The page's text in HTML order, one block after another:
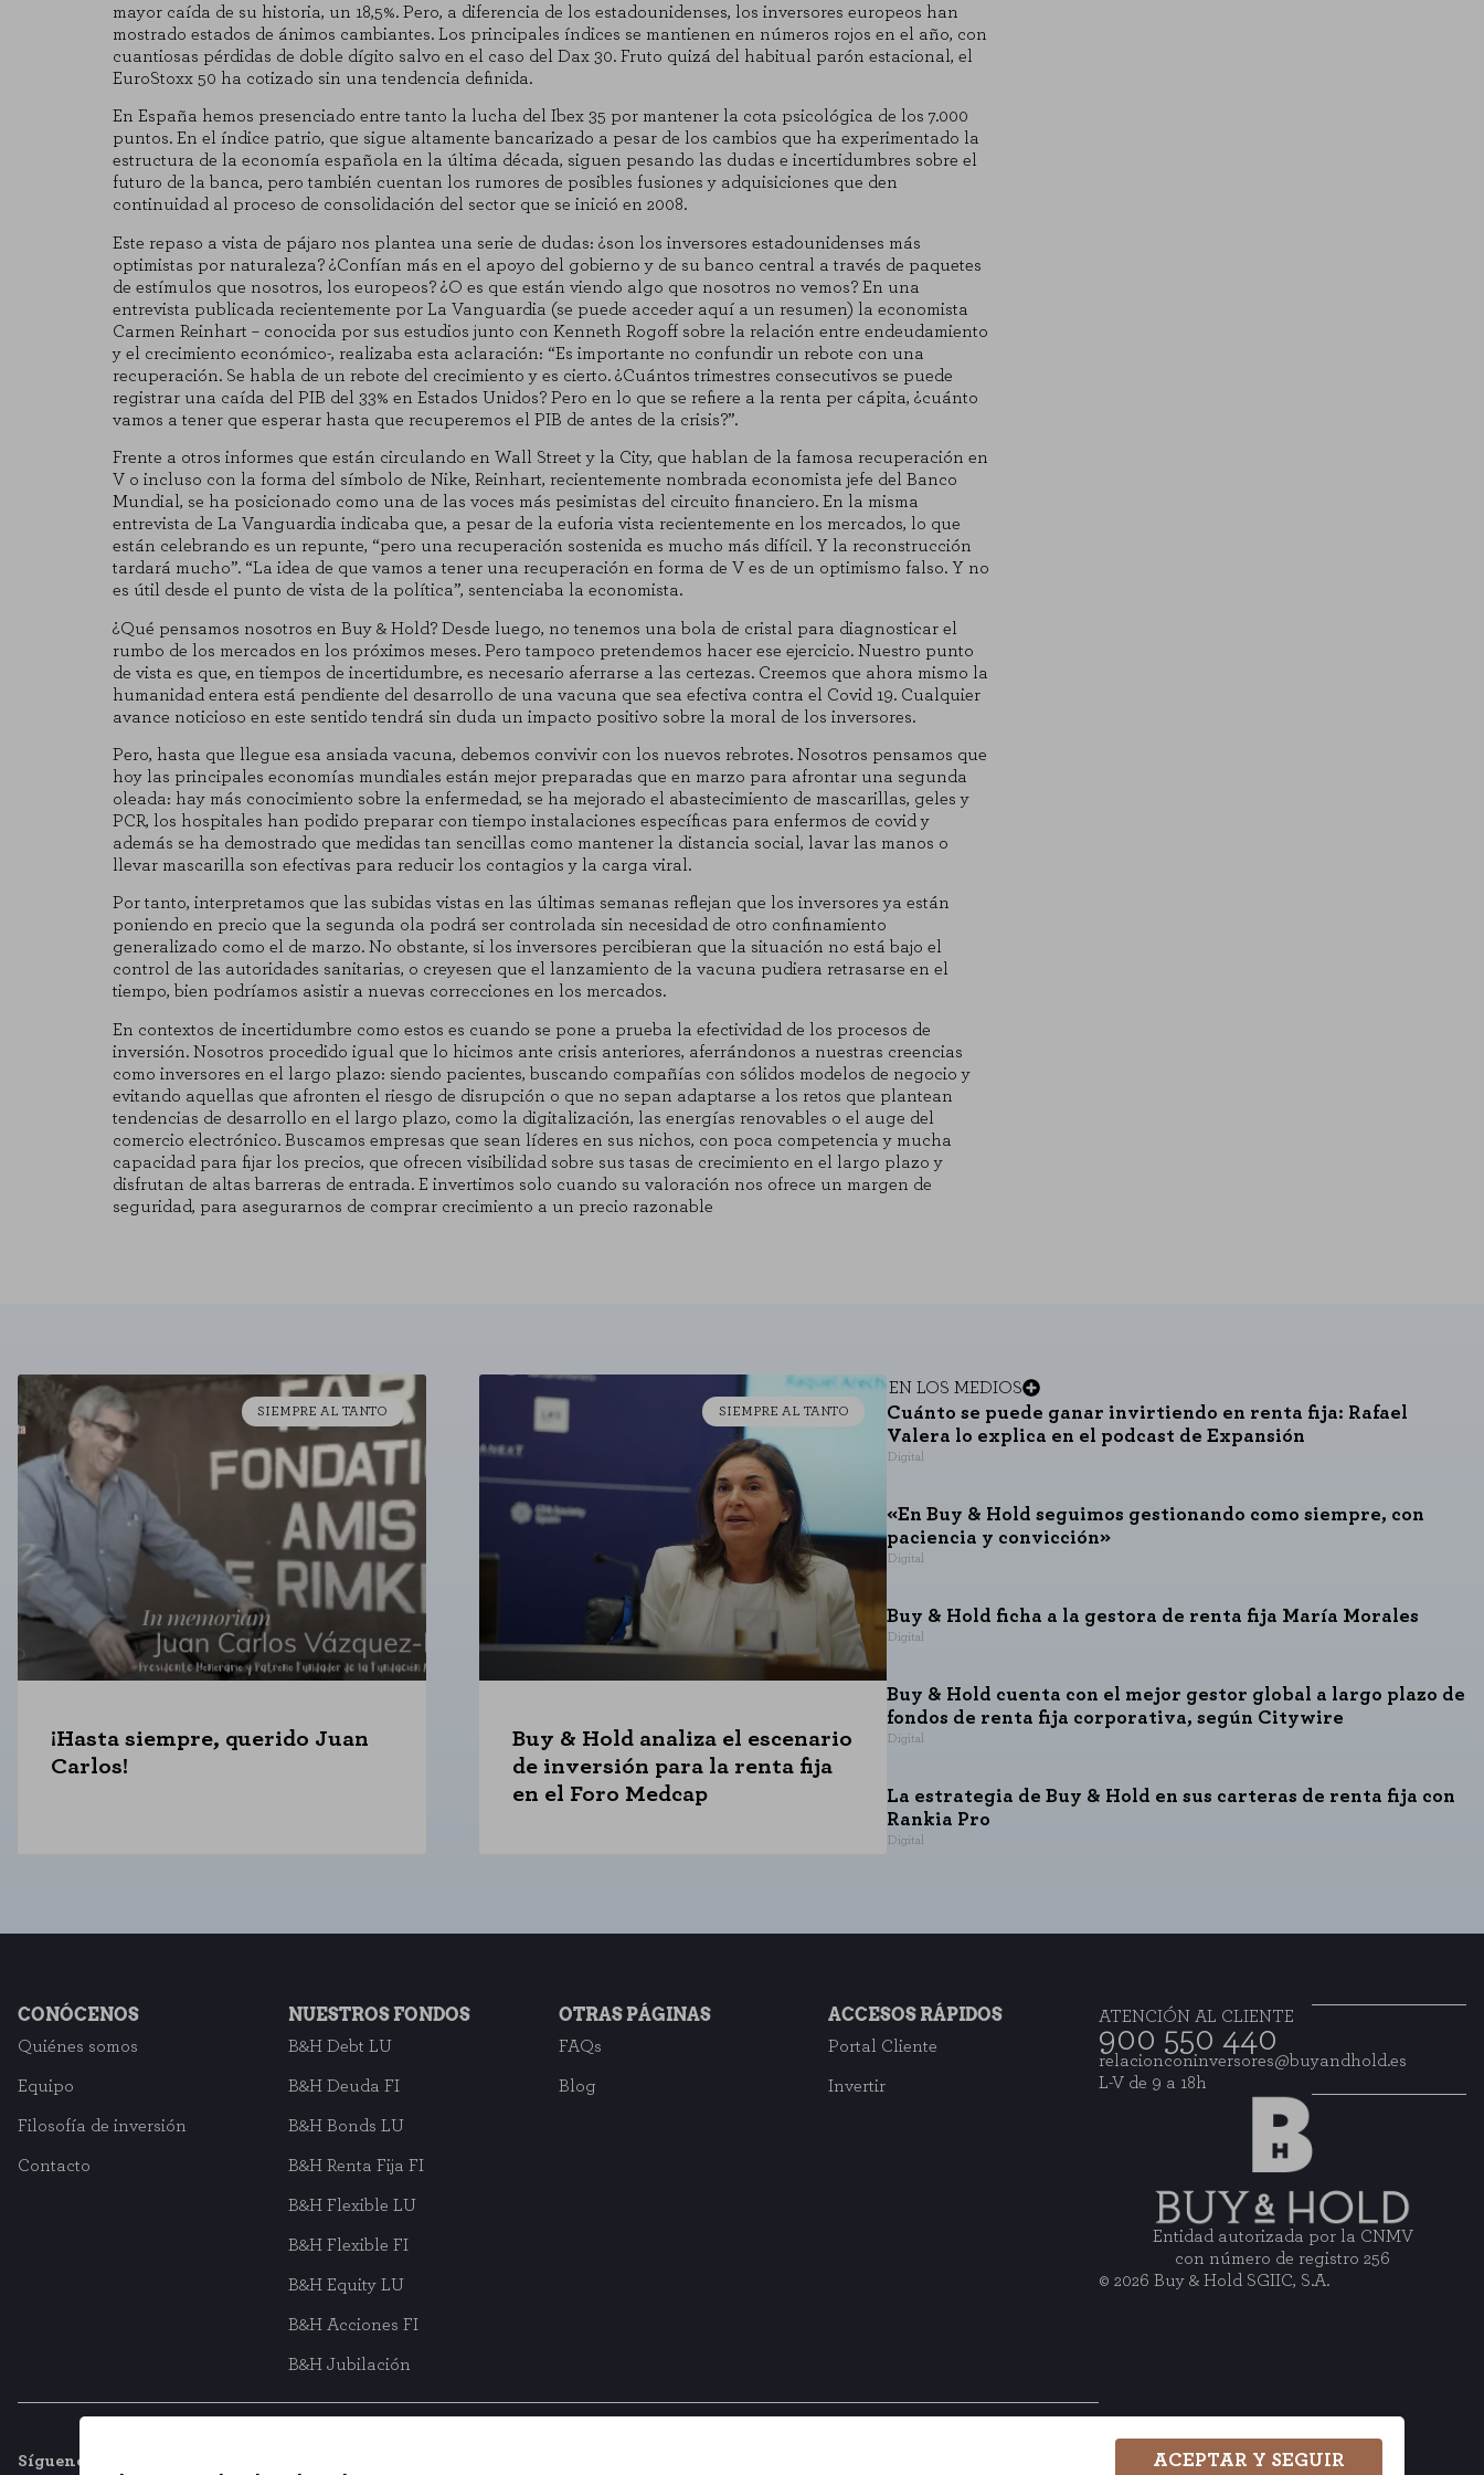
mayor caída de su historia, un 18,5%. Pero, a diferencia de los estadounidenses, los inversores europeos han
mostrado estados de ánimos cambiantes. Los principales índices se mantienen en números rojos en el año, con
cuantiosas pérdidas de doble dígito salvo en el caso del Dax 30. Fruto quizá del habitual parón estacional, el
EuroStoxx 50 ha cotizado sin una tendencia definida.
En España hemos presenciado entre tanto la lucha del Ibex 35 por mantener la cota psicológica de los 7.000
puntos. En el índice patrio, que sigue altamente bancarizado a pesar de los cambios que ha experimentado la
estructura de la economía española en la última década, siguen pesando las dudas e incertidumbres sobre el
futuro de la banca, pero también cuentan los rumores de posibles fusiones y adquisiciones que den
continuidad al proceso de consolidación del sector que se inició en 2008.
Este repaso a vista de pájaro nos plantea una serie de dudas: ¿son los inversores estadounidenses más
optimistas por naturaleza? ¿Confían más en el apoyo del gobierno y de su banco central a través de paquetes
de estímulos que nosotros, los europeos? ¿O es que están viendo algo que nosotros no vemos? En una
entrevista publicada recientemente por La Vanguardia (se puede acceder aquí a un resumen) la economista
Carmen Reinhart – conocida por sus estudios junto con Kenneth Rogoff sobre la relación entre endeudamiento
y el crecimiento económico-, realizaba esta aclaración: “Es importante no confundir un rebote con una
recuperación. Se habla de un rebote del crecimiento y es cierto. ¿Cuántos trimestres consecutivos se puede
registrar una caída del PIB del 33% en Estados Unidos? Pero en lo que se refiere a la renta per cápita, ¿cuánto
vamos a tener que esperar hasta que recuperemos el PIB de antes de la crisis?”.
Frente a otros informes que están circulando en Wall Street y la City, que hablan de la famosa recuperación en
V o incluso con la forma del símbolo de Nike, Reinhart, recientemente nombrada economista jefe del Banco
Mundial, se ha posicionado como una de las voces más pesimistas del circuito financiero. En la misma
entrevista de La Vanguardia indicaba que, a pesar de la euforia vista recientemente en los mercados, lo que
están celebrando es un repunte, “pero una recuperación sostenida es mucho más difícil. Y la reconstrucción
tardará mucho”. “La idea de que vamos a tener una recuperación en forma de V es de un optimismo falso. Y no
es útil desde el punto de vista de la política”, sentenciaba la economista.
¿Qué pensamos nosotros en Buy & Hold? Desde luego, no tenemos una bola de cristal para diagnosticar el
rumbo de los mercados en los próximos meses. Pero tampoco pretendemos hacer ese ejercicio. Nuestro punto
de vista es que, en tiempos de incertidumbre, es necesario aferrarse a las certezas. Creemos que ahora mismo la
humanidad entera está pendiente del desarrollo de una vacuna que sea efectiva contra el Covid 19. Cualquier
avance noticioso en este sentido tendrá sin duda un impacto positivo sobre la moral de los inversores.
Pero, hasta que llegue esa ansiada vacuna, debemos convivir con los nuevos rebrotes. Nosotros pensamos que
hoy las principales economías mundiales están mejor preparadas que en marzo para afrontar una segunda
oleada: hay más conocimiento sobre la enfermedad, se ha mejorado el abastecimiento de mascarillas, geles y
PCR, los hospitales han podido preparar con tiempo instalaciones específicas para enfermos de covid y
además se ha demostrado que medidas tan sencillas como mantener la distancia social, lavar las manos o
llevar mascarilla son efectivas para reducir los contagios y la carga viral.
Por tanto, interpretamos que las subidas vistas en las últimas semanas reflejan que los inversores ya están
poniendo en precio que la segunda ola podrá ser controlada sin necesidad de otro confinamiento
generalizado como el de marzo. No obstante, si los inversores percibieran que la situación no está bajo el
control de las autoridades sanitarias, o creyesen que el lanzamiento de la vacuna pudiera retrasarse en el
tiempo, bien podríamos asistir a nuevas correcciones en los mercados.
En contextos de incertidumbre como estos es cuando se pone a prueba la efectividad de los procesos de
inversión. Nosotros procedido igual que lo hicimos ante crisis anteriores, aferrándonos a nuestras creencias
como inversores en el largo plazo: siendo pacientes, buscando compañías con sólidos modelos de negocio y
evitando aquellas que afronten el riesgo de disrupción o que no sepan adaptarse a los retos que plantean
tendencias de desarrollo en el largo plazo, como la digitalización, las energías renovables o el auge del
comercio electrónico. Buscamos empresas que sean líderes en sus nichos, con poca competencia y mucha
capacidad para fijar los precios, que ofrecen visibilidad sobre sus tasas de crecimiento en el largo plazo y
disfrutan de altas barreras de entrada. E invertimos solo cuando su valoración nos ofrece un margen de
seguridad, para asegurarnos de comprar crecimiento a un precio razonable
SIEMPRE AL TANTO
¡Hasta siempre, querido Juan
Carlos!
SIEMPRE AL TANTO
Buy & Hold analiza el escenario
de inversión para la renta fija
en el Foro Medcap
EN LOS MEDIOS
Cuánto se puede ganar invirtiendo en renta fija: Rafael
Valera lo explica en el podcast de Expansión
Digital
«En Buy & Hold seguimos gestionando como siempre, con
paciencia y convicción»
Digital
Buy & Hold ficha a la gestora de renta fija María Morales
Digital
Buy & Hold cuenta con el mejor gestor global a largo plazo de
fondos de renta fija corporativa, según Citywire
Digital
La estrategia de Buy & Hold en sus carteras de renta fija con
Rankia Pro
Digital
CONÓCENOS
Quiénes somos
Equipo
Filosofía de inversión
Contacto
NUESTROS FONDOS
B&H Debt LU
B&H Deuda FI
B&H Bonds LU
B&H Renta Fija FI
B&H Flexible LU
B&H Flexible FI
B&H Equity LU
B&H Acciones FI
B&H Jubilación
OTRAS PÁGINAS
FAQs
Blog
ACCESOS RÁPIDOS
Portal Cliente
Invertir
Síguenos en redes sociales
ATENCIÓN AL CLIENTE
900 550 440
relacionconinversores@buyandhold.es
L-V de 9 a 18h
Entidad autorizada por la CNMV
con número de registro 256
© 2026 Buy & Hold SGIIC, S.A.
ACEPTAR Y SEGUIR
CONFIGURACIÓN DE COOKIES
Cookies necesarias
Estas cookies son necesarias para que el sitio web funcione y no se pueden desactivar en nuestros sistemas. Puede configurar su navegador
identificación personal.
Cookies de rendimiento
Estas cookies nos permiten contar las visitas y fuentes de tráfico para poder evaluar el rendimiento de nuestro sitio y mejorarlo. Nos ayudan a
saber qué páginas son las más o menos visitadas, y cómo los visitantes navegan por el sitio. Toda la información que recogen estas cookies es
agregada y, por lo tanto, es anónima.
GUARDAR CONFIGURACIÓN
Puedes volver a configurar tus cookies desde la sección "Configuración de cookies" al pie de la página. También puedes consultar nuestra